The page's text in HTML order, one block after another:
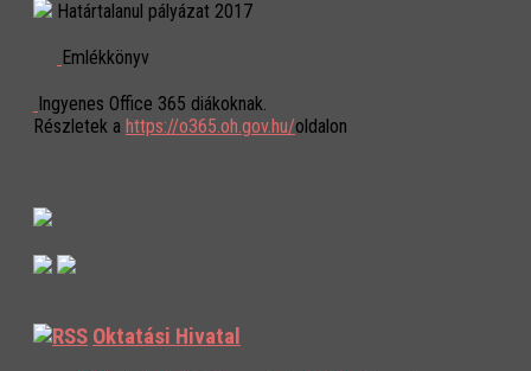
Határtalanul pályázat 2017
Emlékkönyv
Ingyenes Office 365 diákoknak.
Részletek a https://o365.oh.gov.hu/oldalon
Oktatási Hivatal